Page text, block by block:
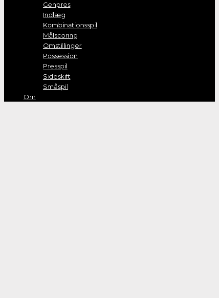
Genpres
Indlæg
Kombinationsspil
Målscoring
Omstillinger
Possession
Presspil
Sideskift
Småspil
Om